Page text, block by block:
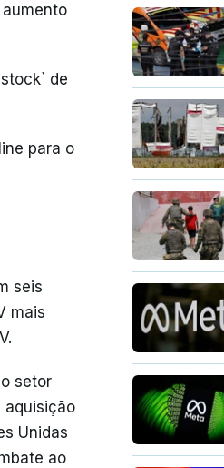
de
para o
seis
mais
setor
aquisição
Unidas
ao